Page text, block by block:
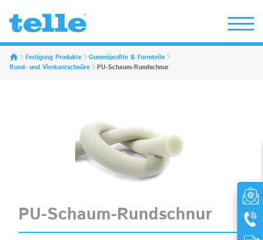
Erwin Telle GmbH
Fertigung Produkte
Gummiprofile & Formteile
Rund- und Vierkantschnüre
PU-Schaum-Rundschnur
PU-Schaum-Rundschnur